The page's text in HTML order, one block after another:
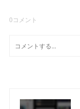
0コメント